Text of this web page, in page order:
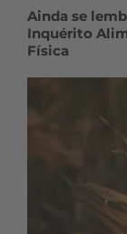
Ainda se
Inquérito
Física